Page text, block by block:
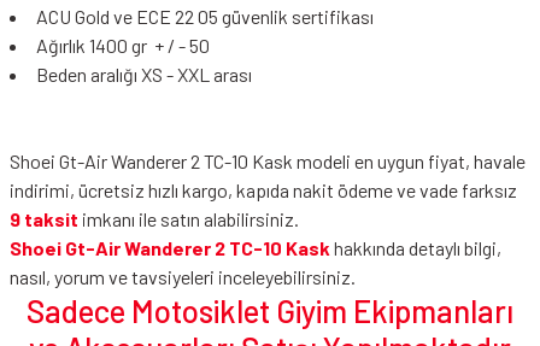
ACU Gold ve ECE 22 05 güvenlik sertifikası
Ağırlık 1400 gr + / - 50
Beden aralığı XS - XXL arası
Shoei Gt-Air Wanderer 2 TC-10 Kask modeli en uygun fiyat, havale
indirimi, ücretsiz hızlı kargo, kapıda nakit ödeme ve vade farksız
9 taksit imkanı ile satın alabilirsiniz.
Shoei Gt-Air Wanderer 2 TC-10 Kask hakkında detaylı bilgi,
nasıl, yorum ve tavsiyeleri inceleyebilirsiniz.
Sadece Motosiklet Giyim Ekipmanları